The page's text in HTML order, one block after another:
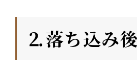
⒉落ち込み